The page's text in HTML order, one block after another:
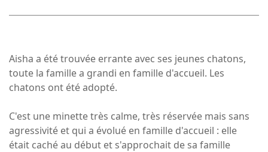
Aisha a été trouvée errante avec ses jeunes chatons,
toute la famille a grandi en famille d'accueil. Les
chatons ont été adopté.
C'est une minette très calme, très réservée mais sans
agressivité et qui a évolué en famille d'accueil : elle
était caché au début et s'approchait de sa famille